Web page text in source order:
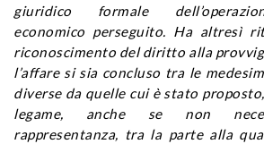
giuridico formale
economico perseguito. Ha altresì
riconoscimento del diritto alla
l’affare si sia concluso tra le
diverse da quelle cui è stato
legame, anche se non
rappresentanza, tra la parte alla